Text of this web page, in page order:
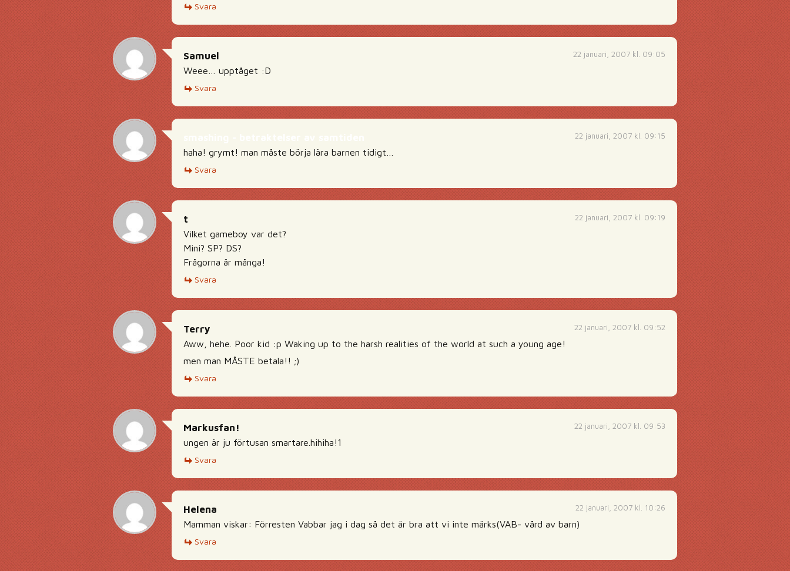
Svara
22 januari, 2007 kl. 09:05
Samuel
Weee… upptåget :D
Svara
22 januari, 2007 kl. 09:15
haha! grymt! man måste börja lära barnen tidigt…
Svara
22 januari, 2007 kl. 09:19
t
Vilket gameboy var det?
Mini? SP? DS?
Frågorna är många!
Svara
22 januari, 2007 kl. 09:52
Terry
Aww, hehe. Poor kid :p Waking up to the harsh realities of the world at such a young age!
men man MÅSTE betala!! ;)
Svara
22 januari, 2007 kl. 09:53
Markusfan!
ungen är ju förtusan smartare.hihiha!1
Svara
22 januari, 2007 kl. 10:26
Helena
Mamman viskar: Förresten Vabbar jag i dag så det är bra att vi inte märks(VAB- vård av barn)
Svara